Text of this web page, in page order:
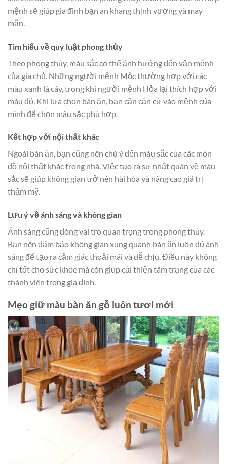
mệnh sẽ giúp gia đình bạn an khang thịnh vượng và may
mắn.
Tìm hiểu về quy luật phong thủy
Theo phong thủy, màu sắc có thể ảnh hưởng đến vận mệnh
của gia chủ. Những người mệnh Mộc thường hợp với các
màu xanh lá cây, trong khi người mệnh Hỏa lại thích hợp với
màu đỏ. Khi lựa chọn bàn ăn, bạn cần căn cứ vào mệnh của
mình để chọn màu sắc phù hợp.
Kết hợp với nội thất khác
Ngoài bàn ăn, bạn cũng nên chú ý đến màu sắc của các món
đồ nội thất khác trong nhà. Việc tạo ra sự nhất quán về màu
sắc sẽ giúp không gian trở nên hài hòa và nâng cao giá trị
thẩm mỹ.
Lưu ý về ánh sáng và không gian
Ánh sáng cũng đóng vai trò quan trọng trong phong thủy.
Bạn nên đảm bảo không gian xung quanh bàn ăn luôn đủ ánh
sáng để tạo ra cảm giác thoải mái và dễ chịu. Điều này không
chỉ tốt cho sức khỏe mà còn giúp cải thiện tâm trạng của các
thành viên trong gia đình.
Mẹo giữ màu bàn ăn gỗ luôn tươi mới